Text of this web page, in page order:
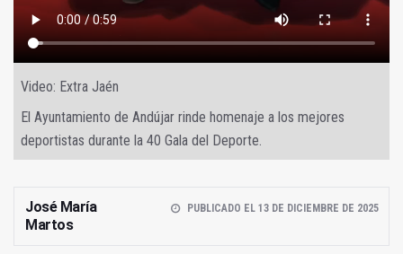
Video: Extra Jaén
El Ayuntamiento de Andújar rinde homenaje a los mejores
deportistas durante la 40 Gala del Deporte.
José María
Martos
PUBLICADO EL 13 DE DICIEMBRE DE 2025